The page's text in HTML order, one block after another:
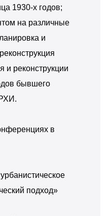
1930-х годов;
на различные
и
и реконструкции
бывшего
в
подход»